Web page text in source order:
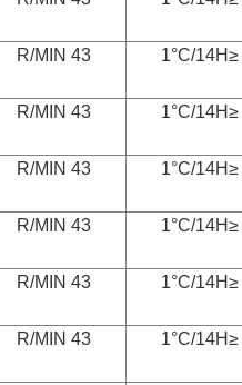
≤1°C/14H
43 R/MIN
≤1°C/14H
43 R/MIN
≤1°C/14H
43 R/MIN
≤1°C/14H
43 R/MIN
≤1°C/14H
43 R/MIN
≤1°C/14H
43 R/MIN